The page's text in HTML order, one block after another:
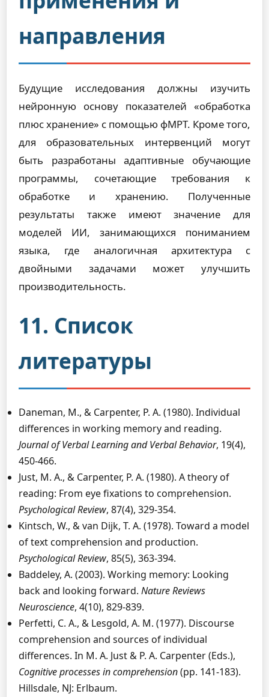
направления
Будущие исследования должны изучить
нейронную основу показателей «обработка
плюс хранение» с помощью фМРТ. Кроме того,
для образовательных интервенций могут
быть разработаны адаптивные обучающие
программы, сочетающие требования к
обработке и хранению. Полученные
результаты также имеют значение для
моделей ИИ, занимающихся пониманием
языка, где аналогичная архитектура с
двойными задачами может улучшить
производительность.
11. Список
литературы
Daneman, M., & Carpenter, P. A. (1980). Individual
differences in working memory and reading.
Journal of Verbal Learning and Verbal Behavior, 19(4),
450-466.
Just, M. A., & Carpenter, P. A. (1980). A theory of
reading: From eye fixations to comprehension.
Psychological Review, 87(4), 329-354.
Kintsch, W., & van Dijk, T. A. (1978). Toward a model
of text comprehension and production.
Psychological Review, 85(5), 363-394.
Baddeley, A. (2003). Working memory: Looking
back and looking forward. Nature Reviews
Neuroscience, 4(10), 829-839.
Perfetti, C. A., & Lesgold, A. M. (1977). Discourse
comprehension and sources of individual
differences. In M. A. Just & P. A. Carpenter (Eds.),
Cognitive processes in comprehension(pp. 141-183).
Hillsdale, NJ: Erlbaum.